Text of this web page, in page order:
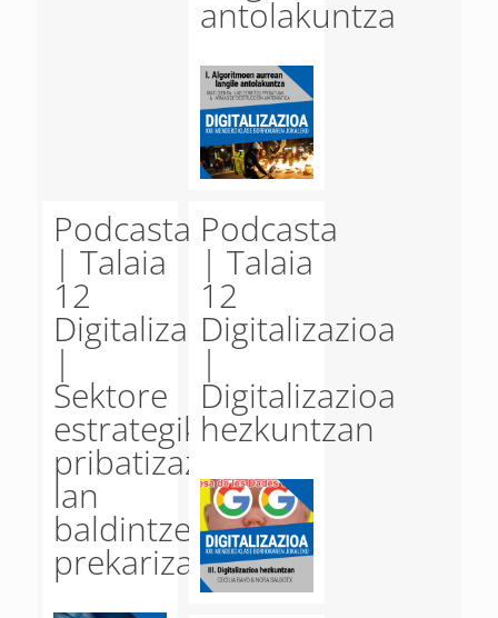
antolakuntza
Podcasta
| Talaia
12
Digitalizazioa
|
Sektore
estrategikoen
pribatizaziotik,
lan
baldintzen
prekarizaziora
Podcasta
| Talaia
12
Digitalizazioa
|
Digitalizazioa
hezkuntzan